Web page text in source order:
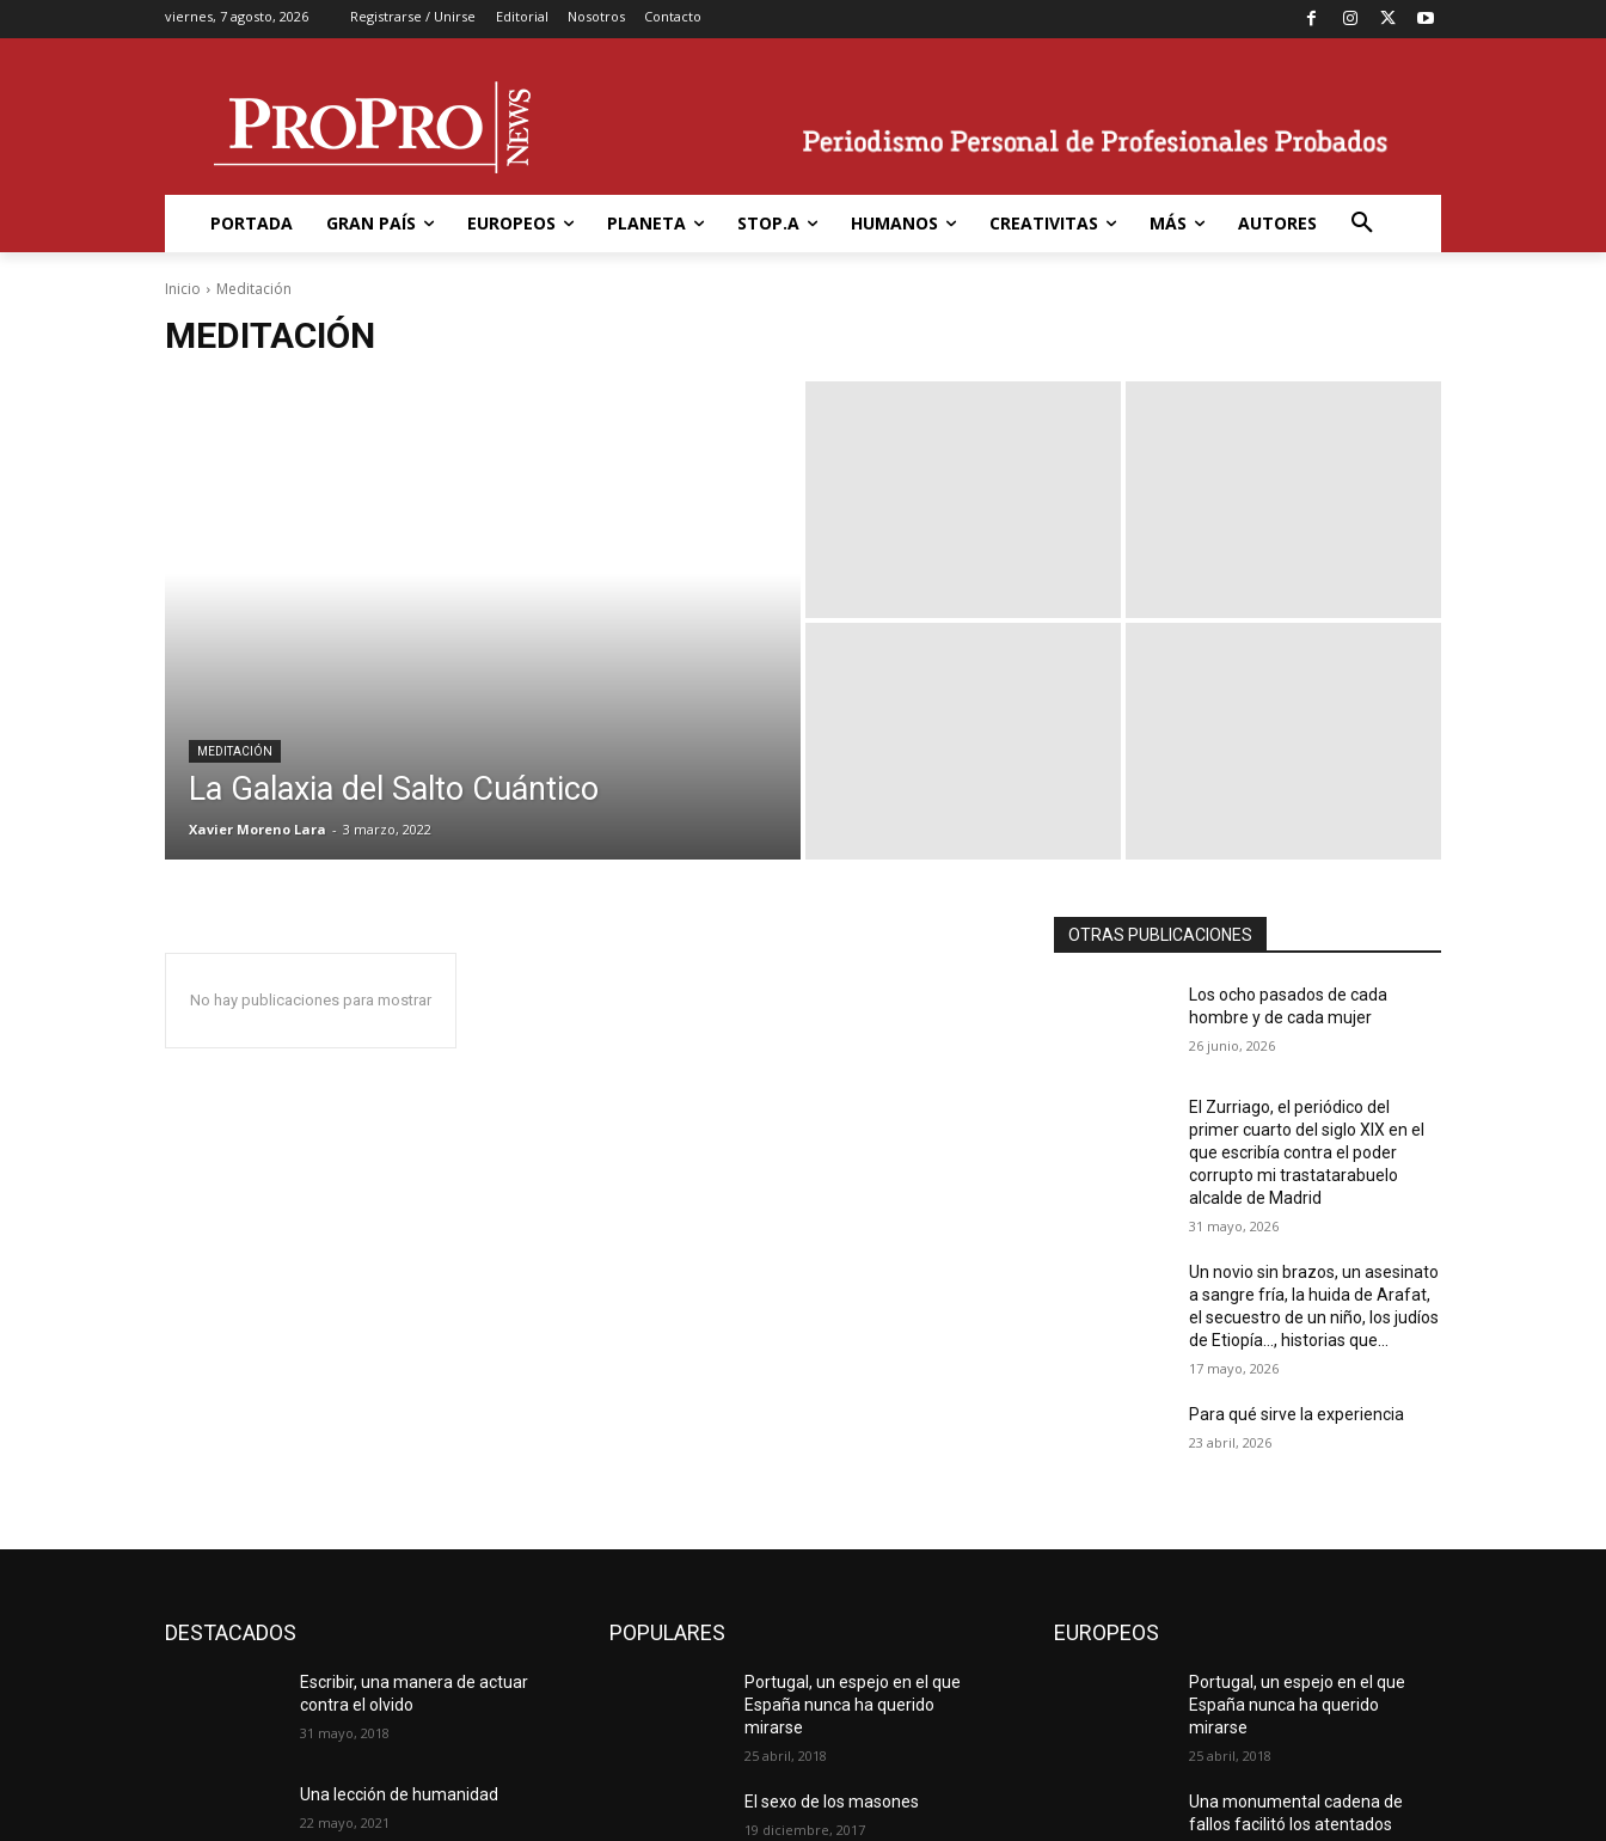
viernes, 7 agosto, 2026 Registrarse / Unirse Editorial Nosotros Contacto
PORTADA GRAN PAÍS EUROPEOS PLANETA STOP.A HUMANOS CREATIVITAS MÁS AUTORES
Inicio Meditación
MEDITACIÓN
MEDITACIÓN
La Galaxia del Salto Cuántico
Xavier Moreno Lara - 3 marzo, 2022
No hay publicaciones para mostrar
OTRAS PUBLICACIONES
Los ocho pasados de cada
hombre y de cada mujer
26 junio, 2026
El Zurriago, el periódico del
primer cuarto del siglo XIX en el
que escribía contra el poder
corrupto mi trastatarabuelo
alcalde de Madrid
31 mayo, 2026
Un novio sin brazos, un asesinato
a sangre fría, la huida de Arafat,
el secuestro de un niño, los judíos
de Etiopía…, historias que...
17 mayo, 2026
Para qué sirve la experiencia
23 abril, 2026
DESTACADOS
Escribir, una manera de actuar
contra el olvido
31 mayo, 2018
Una lección de humanidad
22 mayo, 2021
POPULARES
Portugal, un espejo en el que
España nunca ha querido
mirarse
25 abril, 2018
El sexo de los masones
19 diciembre, 2017
EUROPEOS
Portugal, un espejo en el que
España nunca ha querido
mirarse
25 abril, 2018
Una monumental cadena de
fallos facilitó los atentados